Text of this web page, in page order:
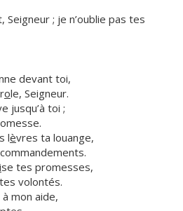
Seigneur ; je n’oublie pas tes
devant toi,
ole, Seigneur.
jusqu’à toi ;
lèvres ta louange,
ise tes promesses,
volontés.
à mon aide,